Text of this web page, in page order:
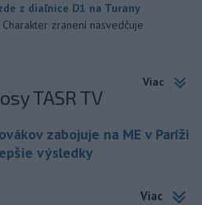
z diaľnice D1 na Turany
zranení nasvedčuje
Viac
TASR TV
zabojuje na ME v Paríži
výsledky
Viac